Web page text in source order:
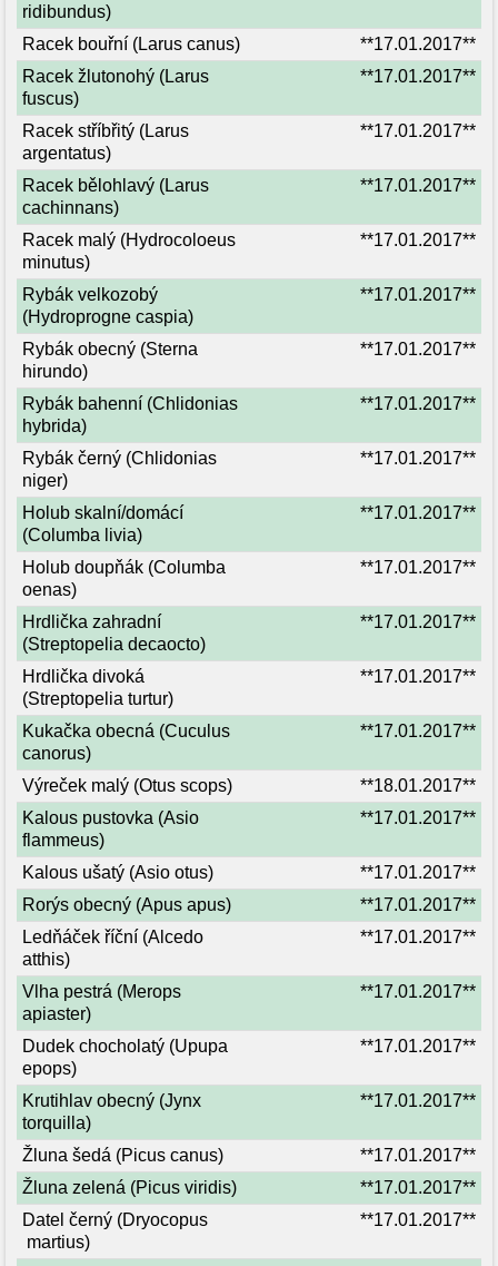
ridibundus)
Racek bouřní (Larus canus)
**17.01.2017**
Racek žlutonohý (Larus
fuscus)
**17.01.2017**
Racek stříbřitý (Larus
argentatus)
**17.01.2017**
Racek bělohlavý (Larus
cachinnans)
**17.01.2017**
Racek malý (Hydrocoloeus
minutus)
**17.01.2017**
Rybák velkozobý
(Hydroprogne caspia)
**17.01.2017**
Rybák obecný (Sterna
hirundo)
**17.01.2017**
Rybák bahenní (Chlidonias
hybrida)
**17.01.2017**
Rybák černý (Chlidonias
niger)
**17.01.2017**
Holub skalní/domácí
(Columba livia)
**17.01.2017**
Holub doupňák (Columba
oenas)
**17.01.2017**
Hrdlička zahradní
(Streptopelia decaocto)
**17.01.2017**
Hrdlička divoká
(Streptopelia turtur)
**17.01.2017**
Kukačka obecná (Cuculus
canorus)
**17.01.2017**
Výreček malý (Otus scops)
**18.01.2017**
Kalous pustovka (Asio
flammeus)
**17.01.2017**
Kalous ušatý (Asio otus)
**17.01.2017**
Rorýs obecný (Apus apus)
**17.01.2017**
Ledňáček říční (Alcedo
atthis)
**17.01.2017**
Vlha pestrá (Merops
apiaster)
**17.01.2017**
Dudek chocholatý (Upupa
epops)
**17.01.2017**
Krutihlav obecný (Jynx
torquilla)
**17.01.2017**
Žluna šedá (Picus canus)
**17.01.2017**
Žluna zelená (Picus viridis)
**17.01.2017**
Datel černý (Dryocopus
martius)
**17.01.2017**